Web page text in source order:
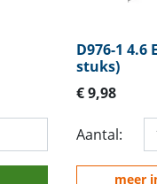
D976-1 4.6
stuks)
€ 9,98
Aantal:
meer